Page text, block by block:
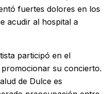
fuertes dolores en los
acudir al hospital a
participó en el
promocionar su concierto.
de Dulce es